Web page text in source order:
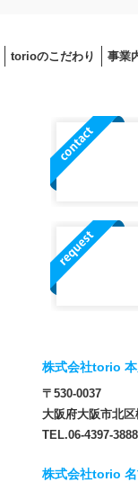
torioのこだわり 事業
株式会社torio
〒530-0037
大阪府大阪市北
TEL.06-4397-
株式会社torio